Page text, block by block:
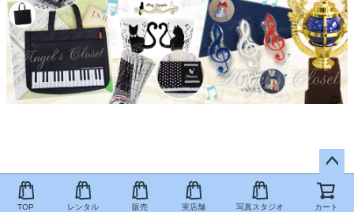
ペー
ジト
TOP レンタル 販売 実店舗 写真スタジオ カート